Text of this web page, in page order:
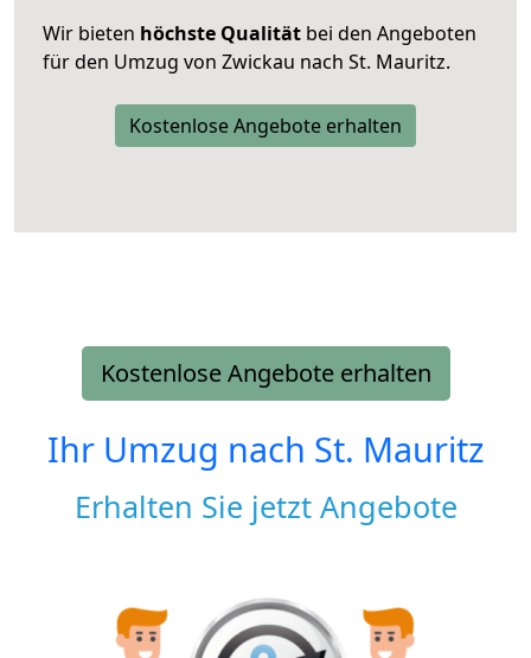
Wir bieten höchste Qualität bei den Angeboten
für den Umzug von Zwickau nach St. Mauritz.
Kostenlose Angebote erhalten
Kostenlose Angebote erhalten
Ihr Umzug nach St. Mauritz
Erhalten Sie jetzt Angebote